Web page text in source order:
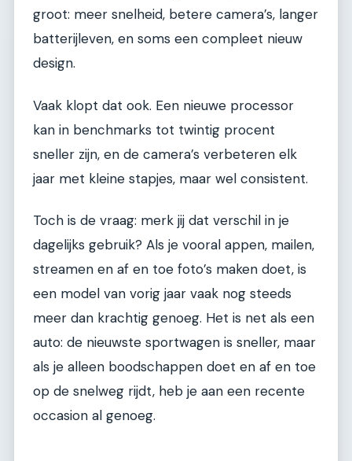
groot: meer snelheid, betere camera’s, langer
batterijleven, en soms een compleet nieuw
design.
Vaak klopt dat ook. Een nieuwe processor
kan in benchmarks tot twintig procent
sneller zijn, en de camera’s verbeteren elk
jaar met kleine stapjes, maar wel consistent.
Toch is de vraag: merk jij dat verschil in je
dagelijks gebruik? Als je vooral appen, mailen,
streamen en af en toe foto’s maken doet, is
een model van vorig jaar vaak nog steeds
meer dan krachtig genoeg. Het is net als een
auto: de nieuwste sportwagen is sneller, maar
als je alleen boodschappen doet en af en toe
op de snelweg rijdt, heb je aan een recente
occasion al genoeg.